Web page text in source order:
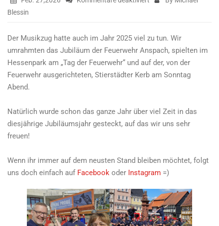
im
Jahr
2025
Blessin
Der Musikzug hatte auch im Jahr 2025 viel zu tun. Wir
umrahmten das Jubiläum der Feuerwehr Anspach, spielten im
Hessenpark am „Tag der Feuerwehr“ und auf der, von der
Feuerwehr ausgerichteten, Stierstädter Kerb am Sonntag
Abend.
Natürlich wurde schon das ganze Jahr über viel Zeit in das
diesjährige Jubiläumsjahr gesteckt, auf das wir uns sehr
freuen!
Wenn ihr immer auf dem neusten Stand bleiben möchtet, folgt
uns doch einfach auf Facebook oder Instagram =)